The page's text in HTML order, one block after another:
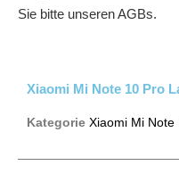
Sie bitte unseren AGBs.
Xiaomi Mi Note 10 Pro
Kategorie Xiaomi Mi Note